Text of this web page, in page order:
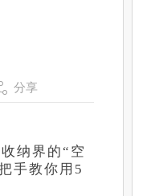
分享
纳界的“空
手教你用5